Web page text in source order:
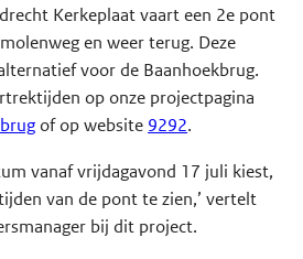
Kerkeplaat vaart een 2e pont
en weer terug. Deze
voor de Baanhoekbrug.
op onze projectpagina
of op website 9292.
vanaf vrijdagavond 17 juli kiest,
van de pont te zien,’ vertelt
bij dit project.